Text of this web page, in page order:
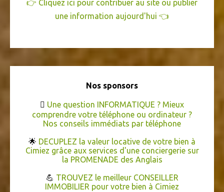
ÉCRITURE
👉 Cliquez ici pour contribuer au site ou publier
une information aujourd'hui 👈
Nos sponsors
 Une question INFORMATIQUE ? Mieux
comprendre votre téléphone ou ordinateur ?
Nos conseils immédiats par téléphone
🌟 DECUPLEZ la valeur locative de votre bien à
Cimiez grâce aux services d'une conciergerie sur
la PROMENADE des Anglais
💪 TROUVEZ le meilleur CONSEILLER
IMMOBILIER pour votre bien à Cimiez